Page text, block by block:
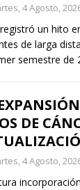
4 Agosto,
un hito
de larga
semestre de
DE
4 Agosto,